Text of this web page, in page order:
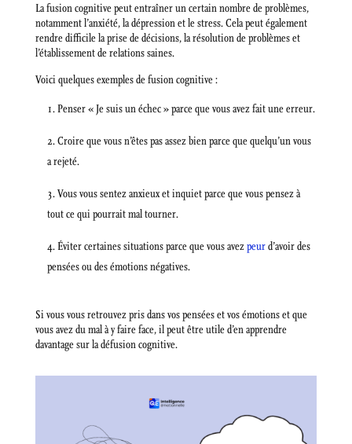
La fusion cognitive peut entraîner un certain nombre de problèmes,
notamment l’anxiété, la dépression et le stress. Cela peut également
rendre difficile la prise de décisions, la résolution de problèmes et
l’établissement de relations saines.
Voici quelques exemples de fusion cognitive :
Penser « Je suis un échec » parce que vous avez fait une erreur.
Croire que vous n’êtes pas assez bien parce que quelqu’un vous
a rejeté.
Vous vous sentez anxieux et inquiet parce que vous pensez à
tout ce qui pourrait mal tourner.
Éviter certaines situations parce que vous avezpeurd’avoir des
pensées ou des émotions négatives.
Si vous vous retrouvez pris dans vos pensées et vos émotions et que
vous avez du mal à y faire face, il peut être utile d’en apprendre
davantage sur la défusion cognitive.